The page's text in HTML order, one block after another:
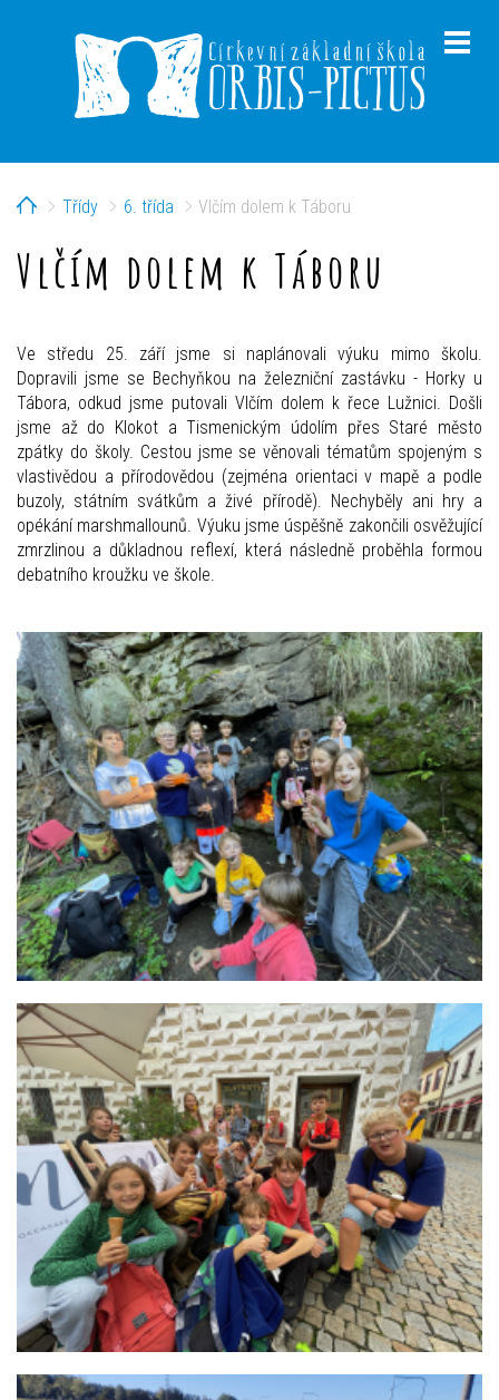
HomeTřídy 6. třída Vlčím dolem k Táboru
Vlčím dolem k Táboru
Ve středu 25. září jsme si naplánovali výuku mimo školu.
Dopravili jsme se Bechyňkou na železniční zastávku - Horky u
Tábora, odkud jsme putovali Vlčím dolem k řece Lužnici. Došli
jsme až do Klokot a Tismenickým údolím přes Staré město
zpátky do školy. Cestou jsme se věnovali tématům spojeným s
vlastivědou a přírodovědou (zejména orientaci v mapě a podle
buzoly, státním svátkům a živé přírodě). Nechyběly ani hry a
opékání marshmallounů. Výuku jsme úspěšně zakončili osvěžující
zmrzlinou a důkladnou reflexí, která následně proběhla formou
debatního kroužku ve škole.